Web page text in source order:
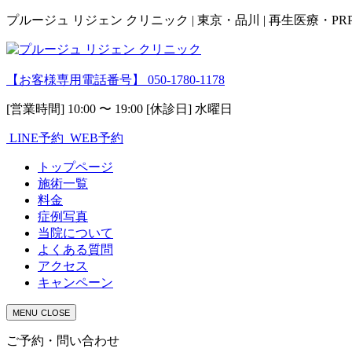
プルージュ リジェン クリニック | 東京・品川 | 再生医療・
【お客様専用電話番号】 050-1780-1178
[営業時間] 10:00 〜 19:00 [休診日] 水曜日
LINE予約 WEB予約
トップページ
施術一覧
料金
症例写真
当院について
よくある質問
アクセス
キャンペーン
MENU CLOSE
ご予約・問い合わせ